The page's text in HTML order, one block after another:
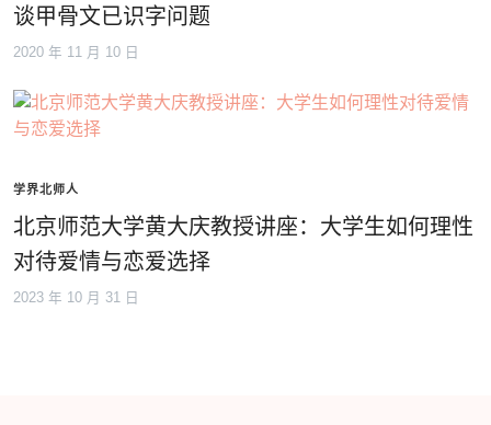
谈甲骨文已识字问题
2020 年 11 月 10 日
学界北师人
北京师范大学黄大庆教授讲座：大学生如何理性
对待爱情与恋爱选择
2023 年 10 月 31 日